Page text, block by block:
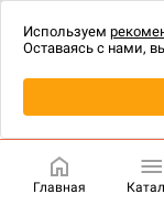
технологии.
Главная
Используем
Оставаясь с нами,